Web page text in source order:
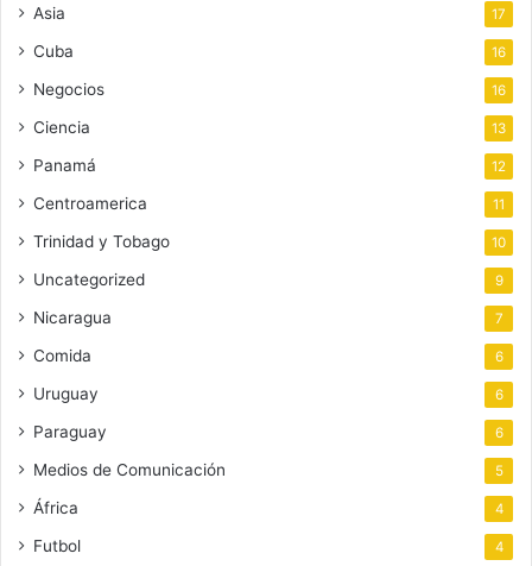
Asia 17
Cuba 16
Negocios 16
Ciencia 13
Panamá 12
Centroamerica 11
Trinidad y Tobago 10
Uncategorized 9
Nicaragua 7
Comida 6
Uruguay 6
Paraguay 6
Medios de Comunicación 5
África 4
Futbol 4